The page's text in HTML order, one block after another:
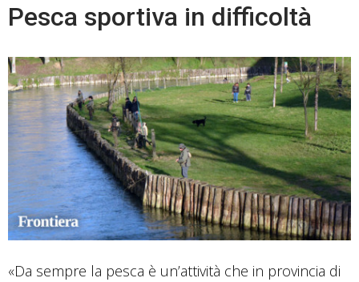
Pesca sportiva in difficoltà
«Da sempre la pesca è un’attività che in provincia di